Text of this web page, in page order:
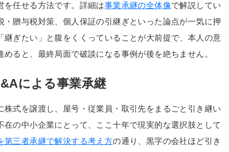
を任せる方法です。詳細は事業承継の全体像で解説してい
・贈与税対策、個人保証の引継ぎといった論点が一気に押
継ぎたい」と腹をくくっていることが大前提で、本人の意
ると、最終局面で破談になる事例が後を絶ちません。
による事業承継
株式を譲渡し、屋号・従業員・取引先をまるごと引き継い
在の中小企業にとって、ここ十年で現実的な選択肢として
第三者承継で解決する考え方の通り、黒字の会社ほど引き